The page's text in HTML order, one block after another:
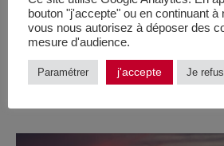
bouton "j'accepte" ou en continuant à
vous nous autorisez à déposer des
mesure d'audience.
Paramétrer j'accepte Je